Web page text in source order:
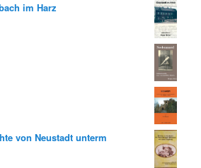
im Harz
von Neustadt unterm